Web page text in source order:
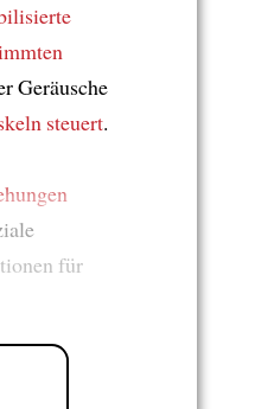
Geräusche
steuert.
für